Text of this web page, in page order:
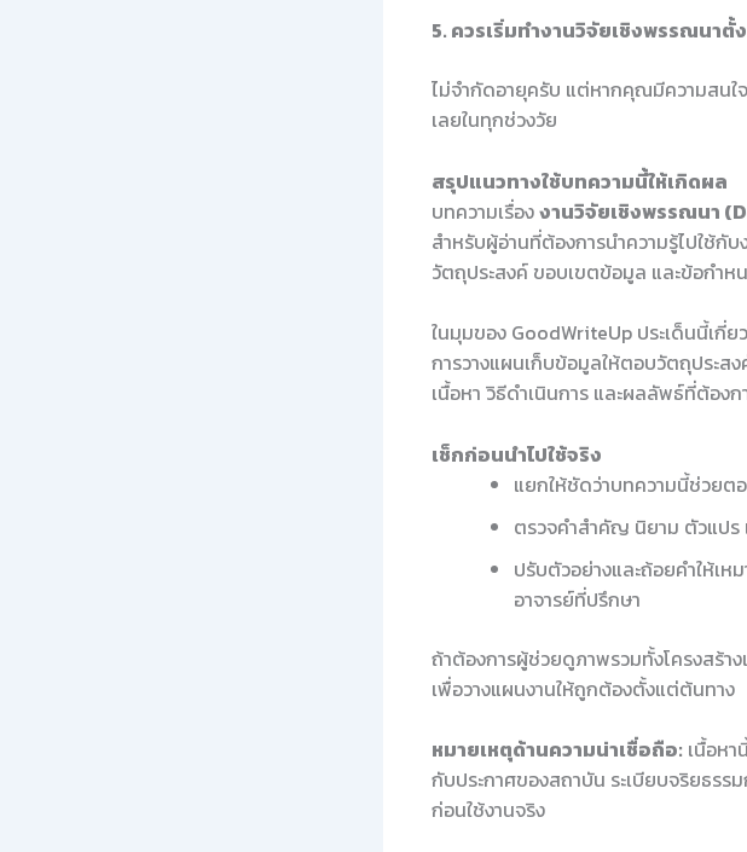
5. ควรเริ่มทำงานวิจัยเชิงพรรณนาตั้
ไม่จำกัดอายุครับ แต่หากคุณมีความสนใจ
เลยในทุกช่วงวัย
สรุปแนวทางใช้บทความนี้ให้เกิดผล
บทความเรื่องงานวิจัยเชิงพรรณนา
สำหรับผู้อ่านที่ต้องการนำความรู้ไปใช้กั
วัตถุประสงค์ ขอบเขตข้อมูล และข้อกำ
ในมุมของ GoodWriteUp ประเด็นนี้เกี่
การวางแผนเก็บข้อมูลให้ตอบวัตถุประส
เนื้อหา วิธีดำเนินการ และผลลัพธ์ที่ต้องก
เช็กก่อนนำไปใช้จริง
แยกให้ชัดว่าบทความนี้ช่วยต
ตรวจคำสำคัญ นิยาม ตัวแปร
ปรับตัวอย่างและถ้อยคำให้เ
อาจารย์ที่ปรึกษา
ถ้าต้องการผู้ช่วยดูภาพรวมทั้งโครงสร้า
เพื่อวางแผนงานให้ถูกต้องตั้งแต่ต้นทาง
หมายเหตุด้านความน่าเชื่อถือ: เนื้อหา
กับประกาศของสถาบัน ระเบียบจริยธร
ก่อนใช้งานจริง